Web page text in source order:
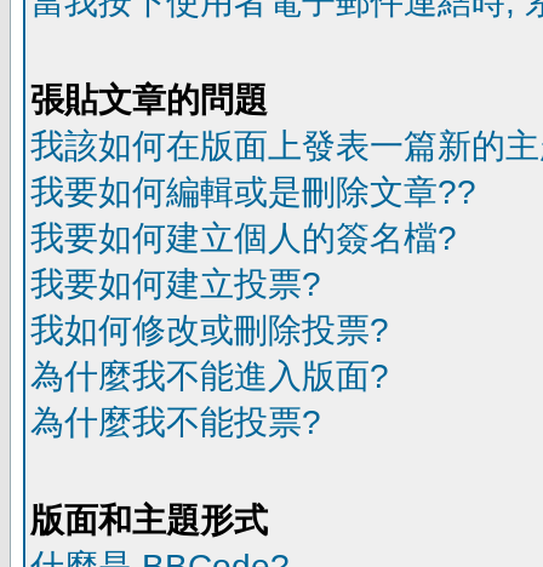
張貼文章的問題
我該如何在版面上發表一篇新的
我要如何編輯或是刪除文章??
我要如何建立個人的簽名檔?
我要如何建立投票?
我如何修改或刪除投票?
為什麼我不能進入版面?
為什麼我不能投票?
版面和主題形式